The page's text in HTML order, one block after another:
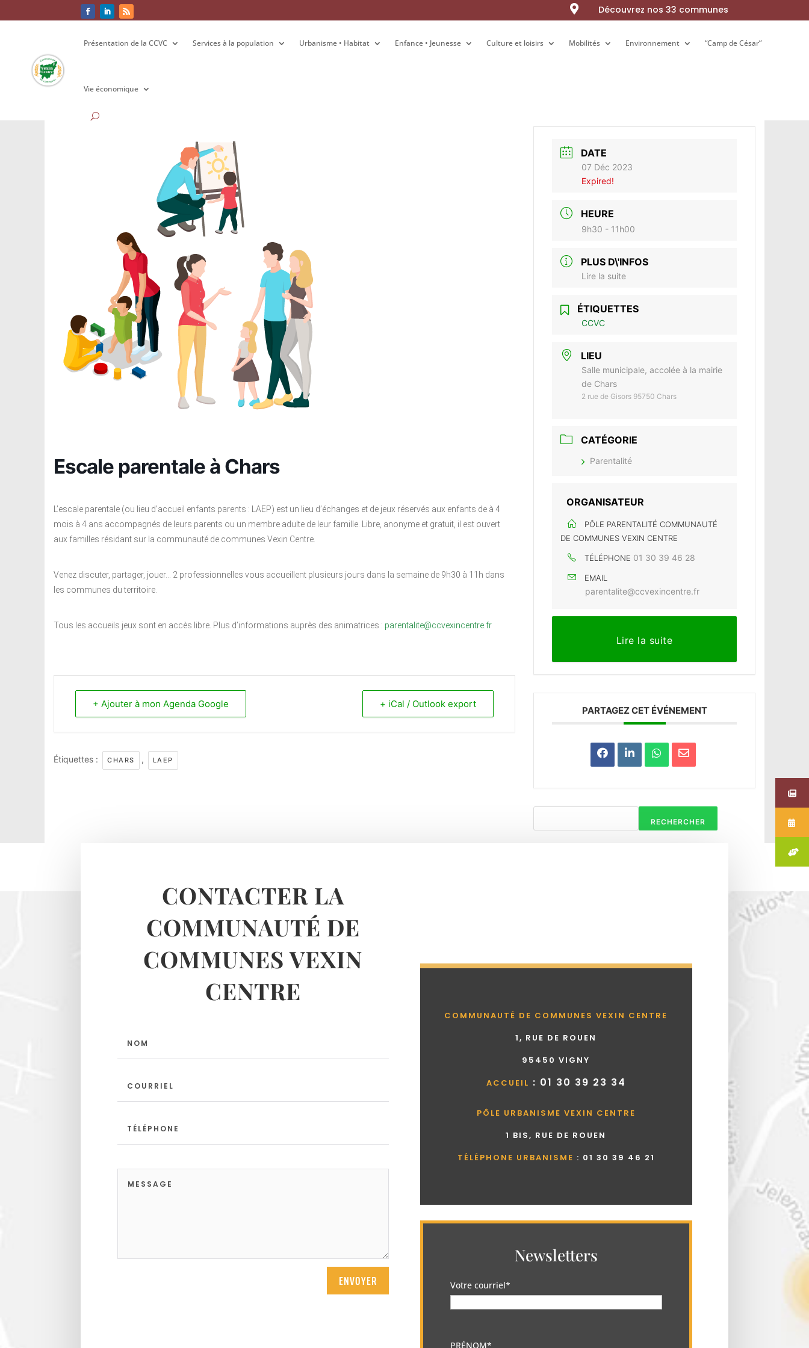
 Découvrez nos 33 communes
Présentation de la CCVC Services à la population Urbanisme • Habitat Enfance • Jeunesse Culture et loisirs Mobilités Environnement “Camp de César”
Vie économique
Présentation de la CCVC Services à la population Urbanisme • Habitat Enfance • Jeunesse Culture et loisirs Mobilités Environnement “Camp de César”
Vie économique
Escale parentale à Chars
L’escale parentale (ou lieu d’accueil enfants parents : LAEP) est un lieu d’échanges et de jeux réservés aux enfants de à 4
mois à 4 ans accompagnés de leurs parents ou un membre adulte de leur famille. Libre, anonyme et gratuit, il est ouvert
aux familles résidant sur la communauté de communes Vexin Centre.
Venez discuter, partager, jouer… 2 professionnelles vous accueillent plusieurs jours dans la semaine de 9h30 à 11h dans
les communes du territoire.
Tous les accueils jeux sont en accès libre. Plus d’informations auprès des animatrices : parentalite@ccvexincentre.fr
+ Ajouter à mon Agenda Google + iCal / Outlook export
Étiquettes : CHARS , LAEP
DATE
07 Déc 2023
Expired!
HEURE
9h30 - 11h00
PLUS D\'INFOS
Lire la suite
ÉTIQUETTES
CCVC
LIEU
Salle municipale, accolée à la mairie
de Chars
2 rue de Gisors 95750 Chars
CATÉGORIE
Parentalité
ORGANISATEUR
PÔLE PARENTALITÉ COMMUNAUTÉ
DE COMMUNES VEXIN CENTRE
TÉLÉPHONE 01 30 39 46 28
EMAIL
parentalite@ccvexincentre.fr
Lire la suite
PARTAGEZ CET ÉVÉNEMENT
RECHERCHER
CONTACTER LA
COMMUNAUTÉ DE
COMMUNES VEXIN
CENTRE
ENVOYER
COMMUNAUTÉ DE COMMUNES VEXIN CENTRE
1, RUE DE ROUEN
95450 VIGNY
ACCUEIL : 01 30 39 23 34
PÔLE URBANISME VEXIN CENTRE
1 BIS, RUE DE ROUEN
TÉLÉPHONE URBANISME : 01 30 39 46 21
Newsletters
Votre courriel*
PRÉNOM*